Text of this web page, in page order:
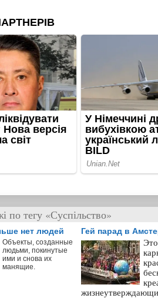
по тегу «Суспільство»
нет людей
Объекты, созданные
людьми, покинутые
ими и снова их
манящие.
Гей парад в